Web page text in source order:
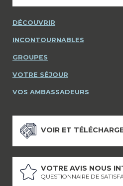
DÉCOUVRIR
INCONTOURNABLES
GROUPES
VOTRE SÉJOUR
VOS AMBASSADEURS
VOIR ET
VOTRE AVIS NOUS
QUESTIONNAIRE DE